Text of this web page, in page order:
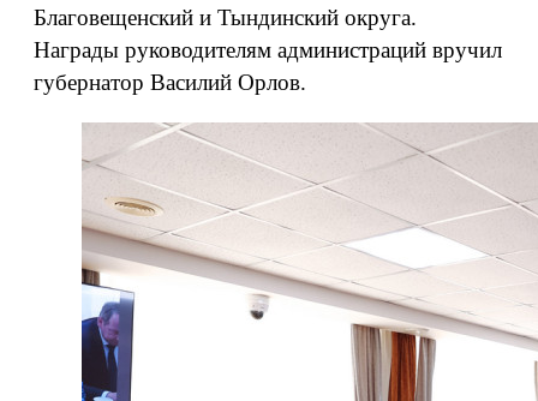
Благовещенский и Тындинский округа.
Награды руководителям администраций вручил
губернатор Василий Орлов.